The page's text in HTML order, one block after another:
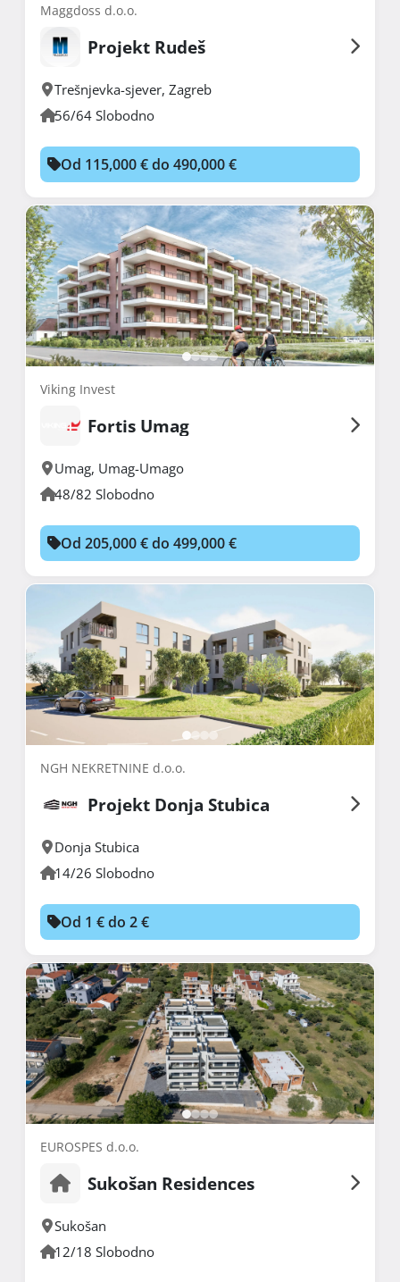
Maggdoss d.o.o.
Projekt Rudeš
Trešnjevka-sjever, Zagreb
56/64 Slobodno
Od 115,000 € do 490,000 €
Viking Invest
Fortis Umag
Umag, Umag-Umago
48/82 Slobodno
Od 205,000 € do 499,000 €
NGH NEKRETNINE d.o.o.
Projekt Donja Stubica
Donja Stubica
14/26 Slobodno
Od 1 € do 2 €
EUROSPES d.o.o.
Sukošan Residences
Sukošan
12/18 Slobodno